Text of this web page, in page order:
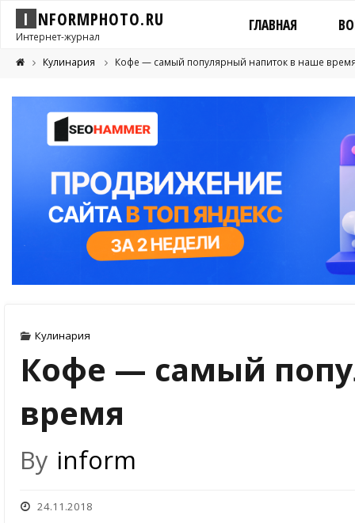
I NFORMPHOTO.RU
Интернет-журнал
ГЛАВНАЯ
Кулинария Кофе — самый популярный напиток в наше
Кулинария
Кофе — самый
время
By inform
24.11.2018